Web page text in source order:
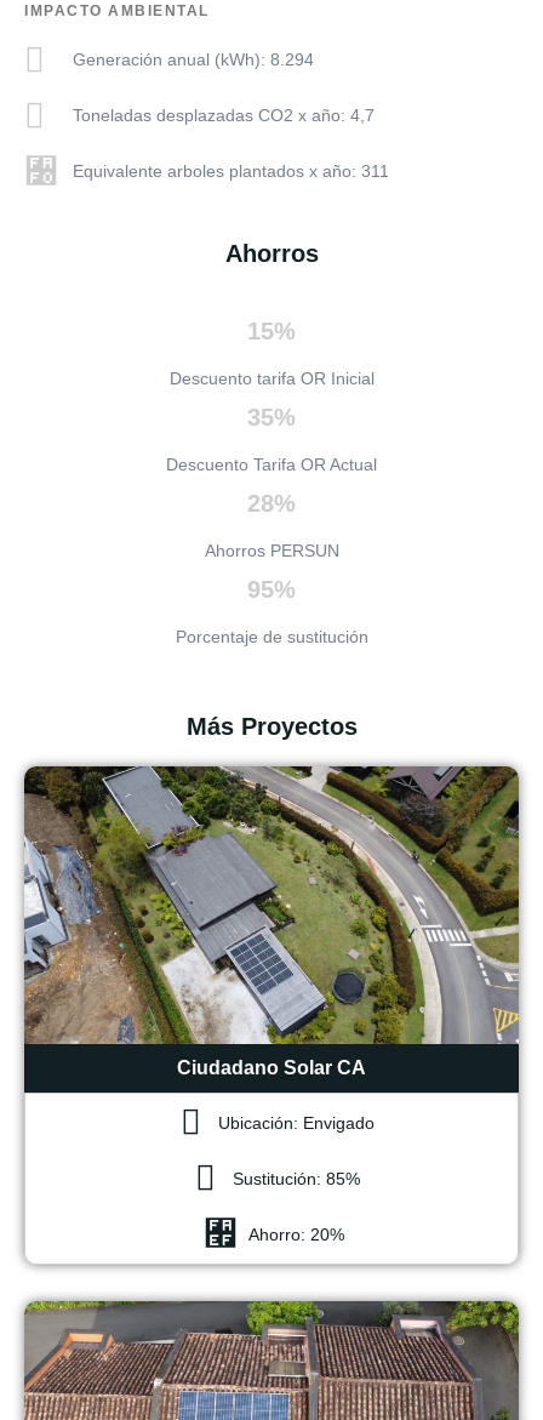
IMPACTO AMBIENTAL
Generación anual (kWh): 8.294
Toneladas desplazadas CO2 x año: 4,7
Equivalente arboles plantados x año: 311
Ahorros
15%
Descuento tarifa OR Inicial
35%
Descuento Tarifa OR Actual
28%
Ahorros PERSUN
95%
Porcentaje de sustitución
Más Proyectos
Ciudadano Solar CA
Ubicación: Envigado
Sustitución: 85%
Ahorro: 20%